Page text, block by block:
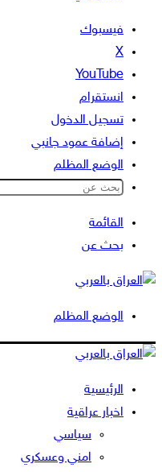
فيسبوك
‫X
‫YouTube
انستقرام
تسجيل الدخول
إضافة عمود جانبي
الوضع المظلم
القائمة
بحث عن
الوضع المظلم
الرئيسية
اخبار عراقية
سياسي
امني وعسكري